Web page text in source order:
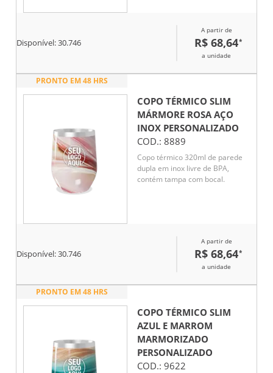
Disponível:30.746
A partir de
R$ 68,64*
a unidade
PRONTO EM 48 HRS
COPO TÉRMICO SLIM
MÁRMORE ROSA AÇO
INOX PERSONALIZADO
COD.: 8889
Copo térmico 320ml de parede
dupla em inox livre de BPA,
contém tampa com bocal.
Disponível:30.746
A partir de
R$ 68,64*
a unidade
PRONTO EM 48 HRS
COPO TÉRMICO SLIM
AZUL E MARROM
MARMORIZADO
PERSONALIZADO
COD.: 9622